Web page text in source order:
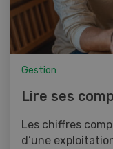
Gestion
Lire ses
Les chiffres
d’une